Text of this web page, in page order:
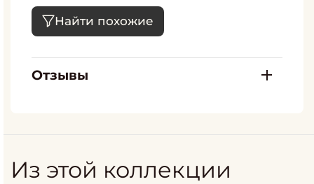
Найти похожие
Отзывы
Из этой коллекции